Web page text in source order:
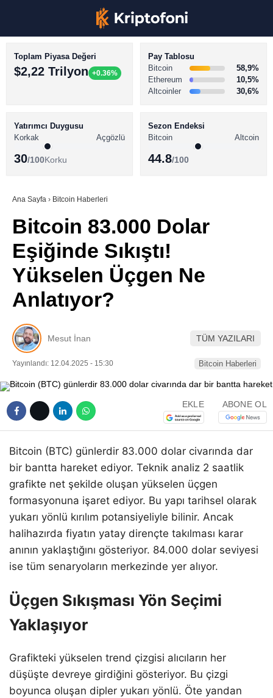
Youtube
BİTCOİN HABERLERİ
ALTCOİN HABERLERİ
SÖZLÜK
Toplam Piyasa Değeri
$2,22 Trilyon +0.36%
Pay Tablosu
Bitcoin
58,9%
Ethereum
10,5%
Altcoinler
30,6%
Yatırımcı Duygusu
Korkak
Açgözlü
30/100Korku
Sezon Endeksi
Bitcoin
Altcoin
44.8/100
Ana Sayfa › Bitcoin Haberleri
Bitcoin 83.000 Dolar
Eşiğinde Sıkıştı!
Yükselen Üçgen Ne
Anlatıyor?
Mesut İnan TÜM YAZILARI
Yayınlandı: 12.04.2025 - 15:30 Bitcoin Haberleri
EKLE ABONE OL
Bitcoin (BTC) günlerdir 83.000 dolar civarında dar
bir bantta hareket ediyor. Teknik analiz 2 saatlik
grafikte net şekilde oluşan yükselen üçgen
formasyonuna işaret ediyor. Bu yapı tarihsel olarak
yukarı yönlü kırılım potansiyeliyle bilinir. Ancak
halihazırda fiyatın yatay dirençte takılması karar
anının yaklaştığını gösteriyor. 84.000 dolar seviyesi
ise tüm senaryoların merkezinde yer alıyor.
Üçgen Sıkışması Yön Seçimi
Yaklaşıyor
Grafikteki yükselen trend çizgisi alıcıların her
düşüşte devreye girdiğini gösteriyor. Bu çizgi
boyunca oluşan dipler yukarı yönlü. Öte yandan